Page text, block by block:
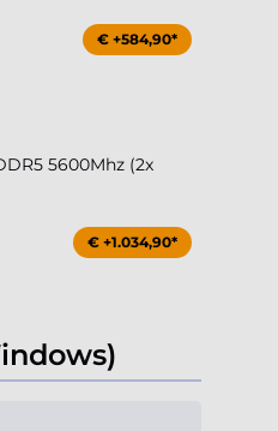
€ +584,90*
5600Mhz (2x
€ +1.034,90*